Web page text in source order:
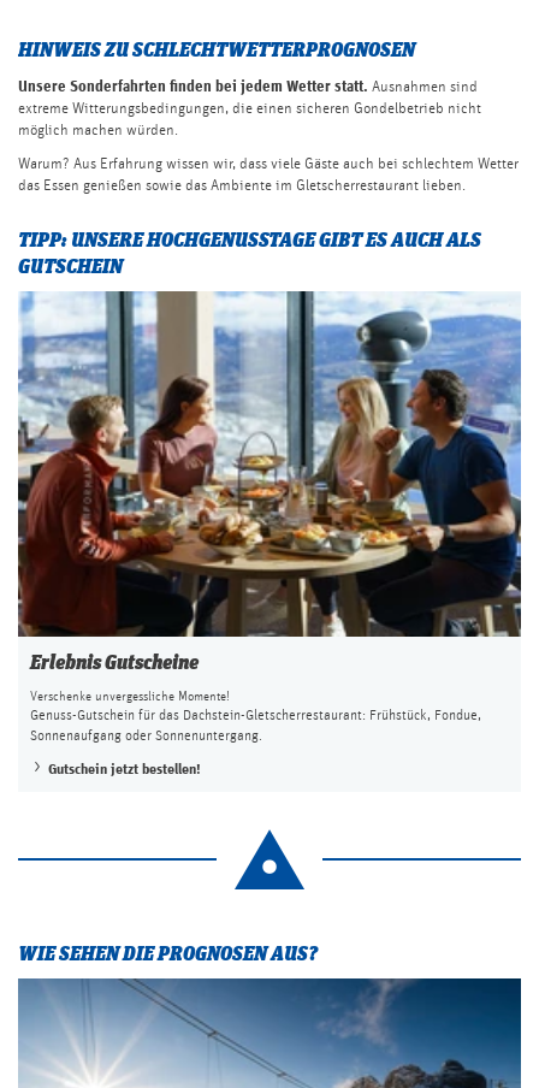
HINWEIS ZU SCHLECHTWETTERPROGNOSEN
Unsere Sonderfahrten finden bei jedem Wetter statt. Ausnahmen sind
extreme Witterungsbedingungen, die einen sicheren Gondelbetrieb nicht
möglich machen würden.
Warum? Aus Erfahrung wissen wir, dass viele Gäste auch bei schlechtem Wetter
das Essen genießen sowie das Ambiente im Gletscherrestaurant lieben.
TIPP: UNSERE HOCHGENUSSTAGE GIBT ES AUCH ALS
GUTSCHEIN
Erlebnis Gutscheine
Verschenke unvergessliche Momente!
Genuss-Gutschein für das Dachstein-Gletscherrestaurant: Frühstück, Fondue,
Sonnenaufgang oder Sonnenuntergang.
Gutschein jetzt bestellen!
WIE SEHEN DIE PROGNOSEN AUS?